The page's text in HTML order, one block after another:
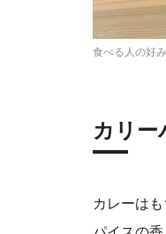
食べる人の好
カリー
カレーは